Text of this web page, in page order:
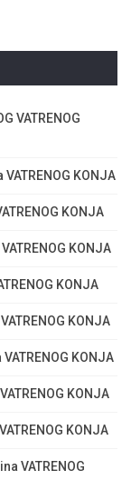
VATRENOG
KONJA
KONJA
KONJA
KONJA
KONJA
KONJA
KONJA
KONJA
VATRENOG